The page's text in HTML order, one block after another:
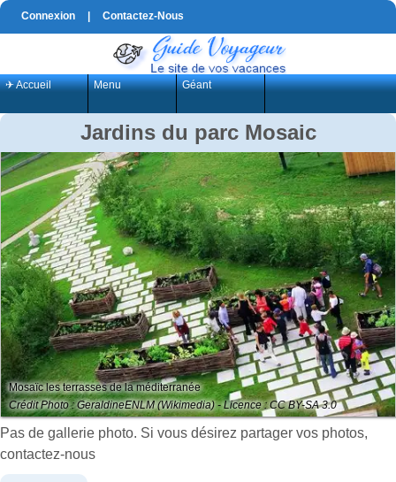
Connexion Contactez-Nous
✈ Accueil Menu Géant
Jardins du parc Mosaic
Mosaïc les terrasses de la méditerranée
Crédit Photo : GeraldineENLM (Wikimedia) - Licence : CC BY-SA 3.0
Pas de gallerie photo. Si vous désirez partager vos photos,
contactez-nous